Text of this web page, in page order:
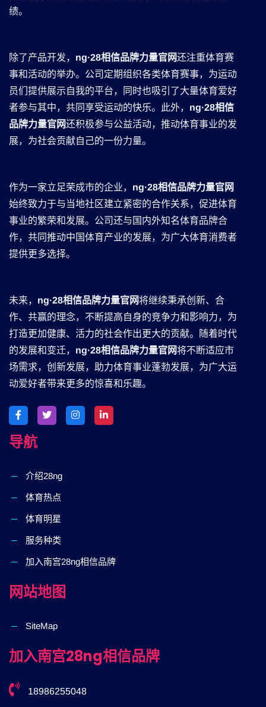
绩。
除了产品开发， ng·28相信品牌力量官网还注重体育赛
事和活动的举办。公司定期组织各类体育赛事，为运动
员们提供展示自我的平台，同时也吸引了大量体育爱好
者参与其中，共同享受运动的快乐。此外， ng·28相信
品牌力量官网还积极参与公益活动，推动体育事业的发
展，为社会贡献自己的一份力量。
作为一家立足荣成市的企业， ng·28相信品牌力量官网
始终致力于与当地社区建立紧密的合作关系，促进体育
事业的繁荣和发展。公司还与国内外知名体育品牌合
作，共同推动中国体育产业的发展，为广大体育消费者
提供更多选择。
未来， ng·28相信品牌力量官网将继续秉承创新、合
作、共赢的理念，不断提高自身的竞争力和影响力，为
打造更加健康、活力的社会作出更大的贡献。随着时代
的发展和变迁， ng·28相信品牌力量官网将不断适应市
场需求，创新发展，助力体育事业蓬勃发展，为广大运
动爱好者带来更多的惊喜和乐趣。
导航
介绍28ng
体育热点
体育明星
服务种类
加入南宫28ng相信品牌
网站地图
SiteMap
加入南宫28ng相信品牌
18986255048